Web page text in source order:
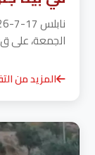
الجمعة، على
المزيد من